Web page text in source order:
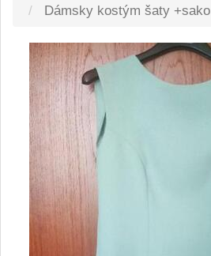
Dámsky kostým šaty +sako